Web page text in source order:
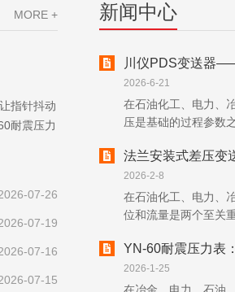
MORE +
指针抖动
耐震压力
07-26
07-19
07-16
07-15
新闻中心
2026-6-21
在石油化工、电力、
压是基础的过程参数
靠性。川仪PDS变送
号处理技术，将微小
2026-2-8
在石油化工、电力、
位和流量是两个至关
式差压变送器
的现场表现，在液位
YN-60耐震压力表
2026-1-25